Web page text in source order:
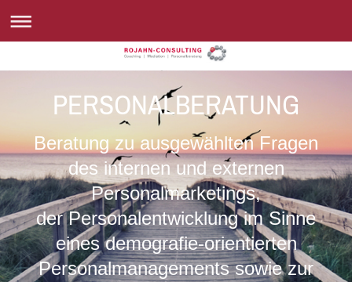
PERSONALBERATUNG
Beratung zu ausgewählten Fragen
des internen und externen
Personalmarketings,
der Personalentwicklung im Sinne
eines demografie-orientierten
Personalmanagements sowie zur